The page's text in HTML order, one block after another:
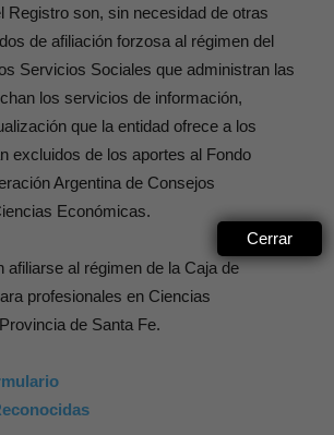
Registro son, sin necesidad de otras
de afiliación forzosa al régimen del
Servicios Sociales que administran las
los servicios de información,
que la entidad ofrece a los
excluidos de los aportes al Fondo
Argentina de Consejos
Económicas.
afiliarse al régimen de la Caja de
profesionales en Ciencias
de Santa Fe.
Cerrar